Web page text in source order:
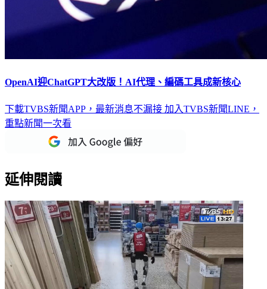
OpenAI迎ChatGPT大改版！AI代理、編碼工具成新核心
下載TVBS新聞APP，最新消息不漏接 加入TVBS新聞LINE，
重點新聞一次看
延伸閱讀